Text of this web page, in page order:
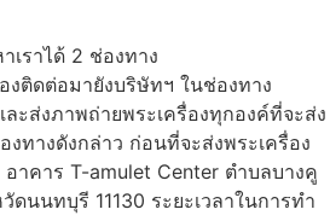
เราได้ 2 ช่องทาง
งติดต่อมายังบริษัทฯ ในช่องทาง
ะส่งภาพถ่ายพระเครื่องทุกองค์ที่จะส่ง
ทางดังกล่าว ก่อนที่จะส่งพระเครื่อง
าคาร T-amulet Center ตำบลบางคู
ดนนทบุรี 11130 ระยะเวลาในการทำ